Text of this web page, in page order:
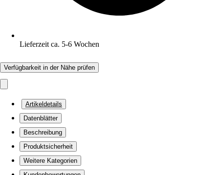
Lieferzeit ca. 5-6 Wochen
Verfügbarkeit in der Nähe prüfen
Artikeldetails
Datenblätter
Beschreibung
Produktsicherheit
Weitere Kategorien